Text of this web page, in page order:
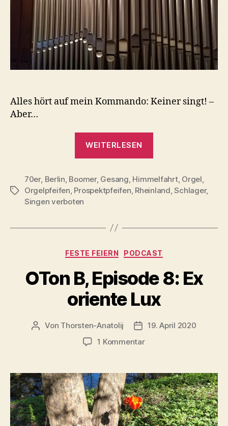
Alles hört auf mein Kommando: Keiner singt! –
Aber…
WEITERLESEN
13:
Wenn
Schlagwörter
70er, Berlin, Boomer, Gesang, Himmelfahrt, Orgel,
Orgelpfeifen, Prospektpfeifen, Rheinland,Schlager,
Singen verboten
Kategorien
FESTE FEIERN PODCAST
OTon B, Episode 8: Ex
oriente Lux
Beitragsautor
Von Thorsten-Anatolij Veröffentlichungsdatum
19. April 2020
1 Kommentarzu
Episode
8:
Ex
oriente
Lux